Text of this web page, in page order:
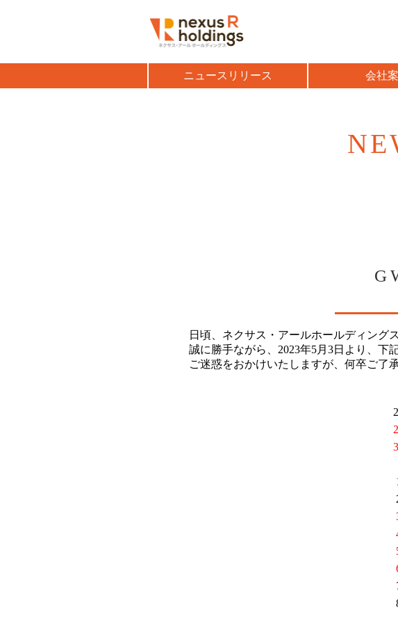
ニュースリリース 会社
日頃、ネクサス・アールホールディング
誠に勝手ながら、2023年5月3日より、下
ご迷惑をおかけいたしますが、何卒ご了